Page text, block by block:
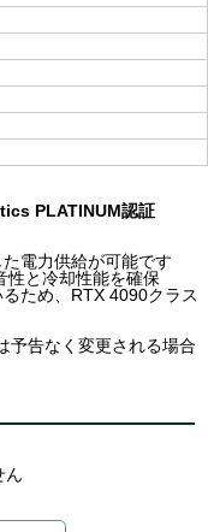
PLATINUM認証
電力供給が可能です
と冷却性能を確保
ため、RTX 4090クラス
予告なく変更される場合
ん